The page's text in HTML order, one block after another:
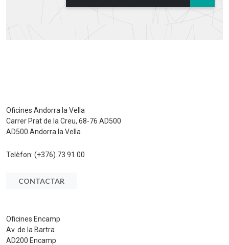
Oficines Andorra la Vella
Carrer Prat de la Creu, 68-76 AD500
AD500 Andorra la Vella
Telèfon: (+376) 73 91 00
CONTACTAR
Oficines Encamp
Av. de la Bartra
AD200 Encamp